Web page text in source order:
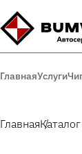
ГлавнаяУслуги
Главная